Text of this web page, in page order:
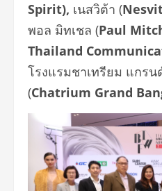
Spirit), เนสวิต้า (
พอล มิทเชล (Paul
Thailand
โรงแรมชาเทรียม แกรน
(Chatrium Grand